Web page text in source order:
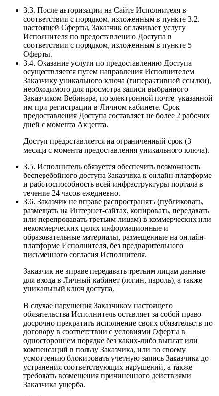
3.3. После авторизации на Сайте Исполнителя в
соответствии с порядком, изложенным в пункте 3.2.
настоящей Оферты, Заказчик оплачивает услугу
Исполнителя по предоставлению Доступа в
соответствии с порядком, изложенным в пункте 5
Оферты.
3.4. Оказание услуги по предоставлению Доступа
осуществляется путем направления Исполнителем
Заказчику уникального ключа (гиперактивной ссылки),
необходимого для просмотра записи выбранного
Заказчиком Вебинара, по электронной почте, указанной
им при регистрации в Личном кабинете. Срок
предоставления Доступа составляет не более 2 рабочих
дней с момента Акцепта.
Доступ предоставляется на ограниченный срок (3
месяца с момента предоставления уникального ключа).
3.5. Исполнитель обязуется обеспечить возможность
бесперебойного доступа Заказчика к онлайн-платформе
и работоспособность всей инфраструктуры портала в
течение 24 часов ежедневно.
3.6. Заказчик не вправе распространять (публиковать,
размещать на Интернет-сайтах, копировать, передавать
или перепродавать третьим лицам) в коммерческих или
некоммерческих целях информационные и
образовательные материалы, размещенные на онлайн-
платформе Исполнителя, без предварительного
письменного согласия Исполнителя.
Заказчик не вправе передавать третьим лицам данные
для входа в Личный кабинет (логин, пароль), а также
уникальный ключ доступа.
В случае нарушения Заказчиком настоящего
обязательства Исполнитель оставляет за собой право
досрочно прекратить исполнение своих обязательств по
договору в соответствии с условиями Оферты в
одностороннем порядке без каких-либо выплат или
компенсаций в пользу Заказчика, или по своему
усмотрению блокировать учетную запись Заказчика до
устранения соответствующих нарушений, а также
требовать возмещения причиненного действиями
Заказчика ущерба.